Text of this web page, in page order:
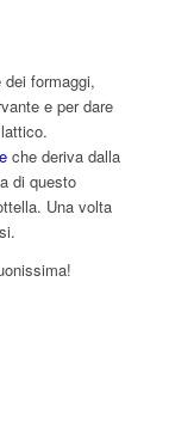
formaggi,
e per dare
che deriva dalla
di questo
Una volta